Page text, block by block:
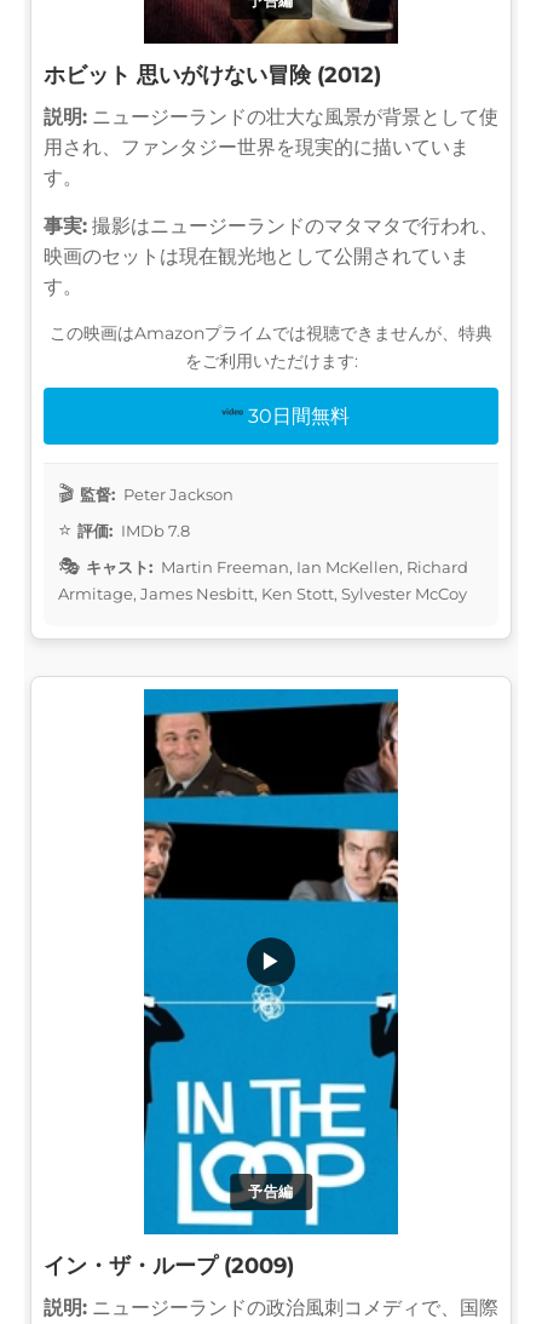
ホビット 思いがけない冒険 (2012)
説明: ニュージーランドの壮大な風景が背景として使
用され、ファンタジー世界を現実的に描いていま
す。
事実: 撮影はニュージーランドのマタマタで行われ、
映画のセットは現在観光地として公開されていま
す。
この映画はAmazonプライムでは視聴できませんが、特典
をご利用いただけます:
30日間無料
監督: Peter Jackson
評価: IMDb 7.8
キャスト: Martin Freeman, Ian McKellen, Richard
Armitage, James Nesbitt, Ken Stott, Sylvester McCoy
予告編
▶
イン・ザ・ループ (2009)
説明: ニュージーランドの政治風刺コメディで、国際